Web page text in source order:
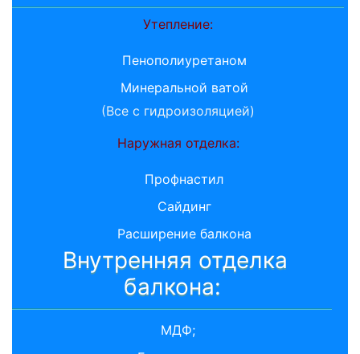
Утепление:
Пенополиуретаном
Минеральной ватой
(Все с гидроизоляцией)
Наружная отделка:
Профнастил
Сайдинг
Расширение балкона
Внутренняя отделка
балкона:
МДФ;